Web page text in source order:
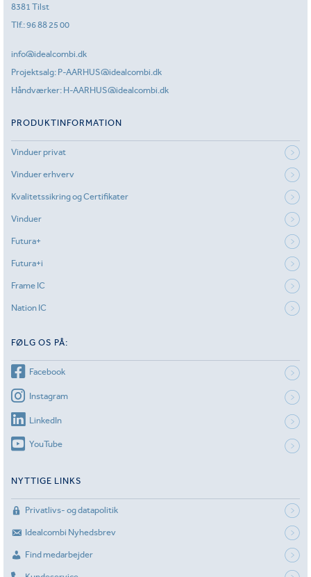
8381 Tilst
Tlf.:96 88 25 00
info@idealcombi.dk
Projektsalg: P-AARHUS@idealcombi.dk
Håndværker: H-AARHUS@idealcombi.dk
PRODUKTINFORMATION
Vinduer privat
Vinduer erhverv
Kvalitetssikring og Certifikater
Vinduer
Futura+
Futura+i
Frame IC
Nation IC
FØLG OS PÅ:
Facebook
Instagram
LinkedIn
YouTube
NYTTIGE LINKS
Privatlivs- og datapolitik
Idealcombi Nyhedsbrev
Find medarbejder